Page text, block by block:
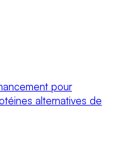
pour
alternatives de